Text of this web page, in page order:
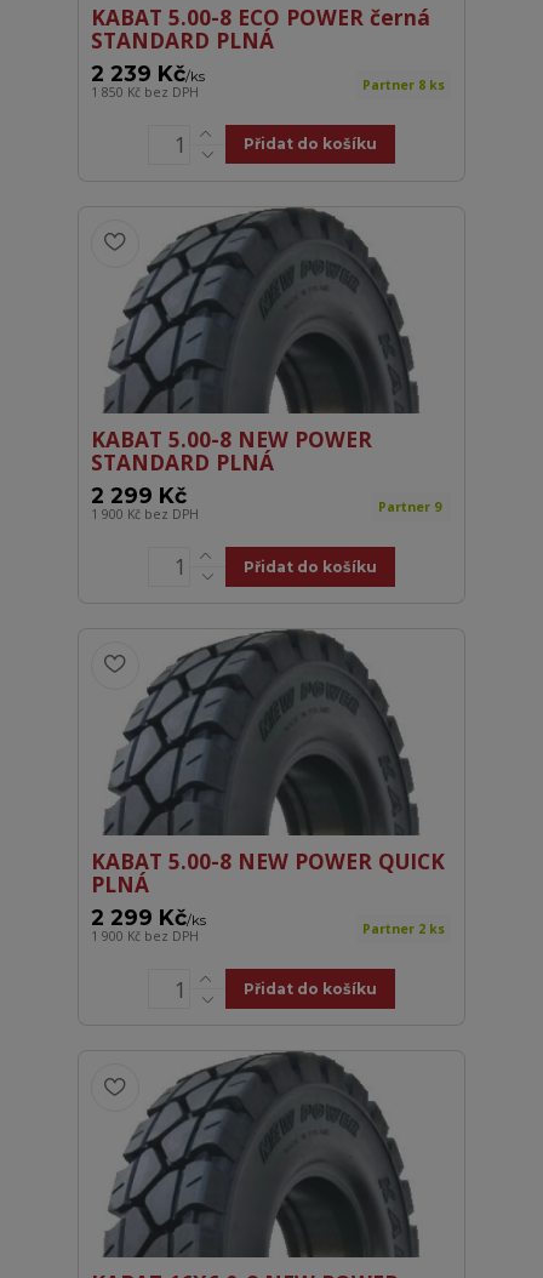
KABAT 5.00-8 ECO POWER černá
STANDARD PLNÁ
2 239 Kč/ks
1 850 Kč bez DPH Partner 8 ks
Přidat do košíku
KABAT 5.00-8 NEW POWER
STANDARD PLNÁ
2 299 Kč
1 900 Kč bez DPH Partner 9
Přidat do košíku
KABAT 5.00-8 NEW POWER QUICK
PLNÁ
2 299 Kč/ks
1 900 Kč bez DPH Partner 2 ks
Přidat do košíku